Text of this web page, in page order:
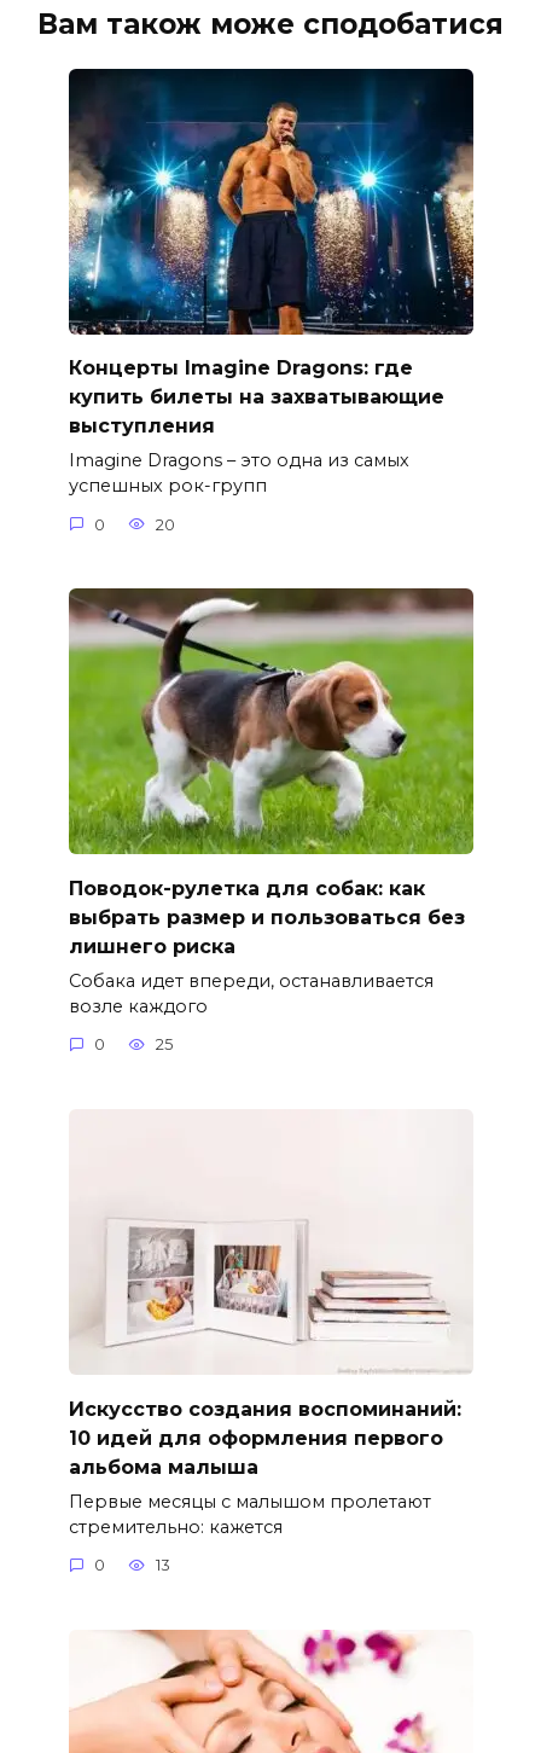
Вам також може сподобатися
Концерты Imagine Dragons: где
купить билеты на захватывающие
выступления
Imagine Dragons – это одна из самых
успешных рок-групп
0 20
Поводок-рулетка для собак: как
выбрать размер и пользоваться без
лишнего риска
Собака идет впереди, останавливается
возле каждого
0 25
Искусство создания воспоминаний:
10 идей для оформления первого
альбома малыша
Первые месяцы с малышом пролетают
стремительно: кажется
0 13